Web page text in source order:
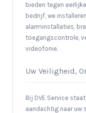
bieden tegen
bedrijf, we
alarminstallaties,
toegangscontrole,
videofonie.
Uw Veiligheid,
Bij DVE Service
aandachtig naar uw